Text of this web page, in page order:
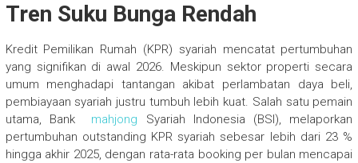
Tren Suku Bunga Rendah
Kredit Pemilikan Rumah (KPR) syariah mencatat pertumbuhan
yang signifikan di awal 2026. Meskipun sektor properti secara
umum menghadapi tantangan akibat perlambatan daya beli,
pembiayaan syariah justru tumbuh lebih kuat. Salah satu pemain
utama, Bank mahjong Syariah Indonesia (BSI), melaporkan
pertumbuhan outstanding KPR syariah sebesar lebih dari 23 %
hingga akhir 2025, dengan rata-rata booking per bulan mencapai